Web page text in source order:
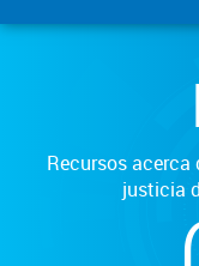
Recursos
justicia